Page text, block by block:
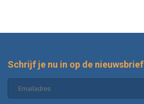
Schrijf je nu in op de